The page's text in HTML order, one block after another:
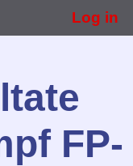
Log in
FP-